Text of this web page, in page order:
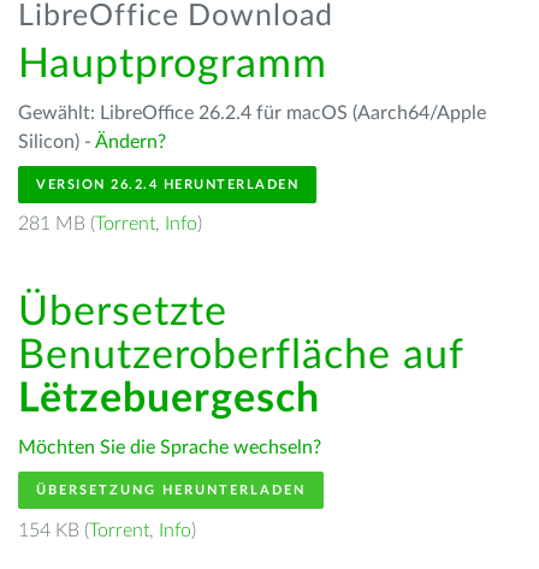
LibreOffice Download
Hauptprogramm
Gewählt: LibreOffice 26.2.4 für macOS (Aarch64/Apple
Silicon) - Ändern?
VERSION 26.2.4 HERUNTERLADEN
281 MB (Torrent, Info)
Übersetzte
Benutzeroberfläche auf
Lëtzebuergesch
Möchten Sie die Sprache wechseln?
ÜBERSETZUNG HERUNTERLADEN
154 KB (Torrent, Info)